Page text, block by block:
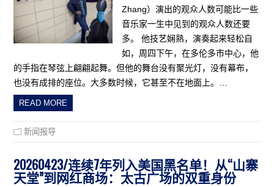
Zhang）演出的观众人数可能比一些
音乐家一生中见到的观众人数还要
多。 他技艺娴熟，演奏起来轻松自
如，周四下午，在多伦多市中心，他
的手指在琴弦上翩翩起舞。但他的舞台没有聚光灯，没有幕布，
也没有成排的座位。大多数时候，它甚至不在地面上。…
READ MORE
新闻报导
20260423/连续7年列入美国黑名单！从“山寨
天堂”到网红商场：太古广场的双重身份